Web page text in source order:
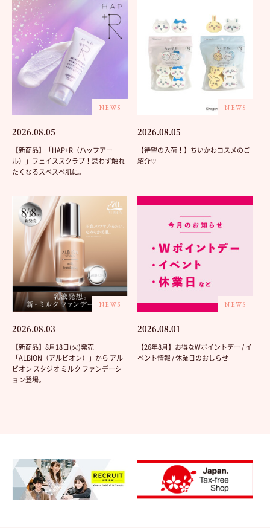
NEWS
2026.08.05
【新商品】「HAP+R（ハップアー
ル）」フェイススクラブ！思わず触れ
たくなるスベスベ肌に。
NEWS
2026.08.05
【待望の入荷！】ちいかわコスメのご
紹介♡
NEWS
2026.08.03
【新商品】8月18日(火)発売
「ALBION（アルビオン）」から アル
ビオン スタジオ ミルク ファンデーシ
ョン登場。
NEWS
2026.08.01
【26年8月】お得なWポイントデー / イ
ベント情報 / 休業日のおしらせ